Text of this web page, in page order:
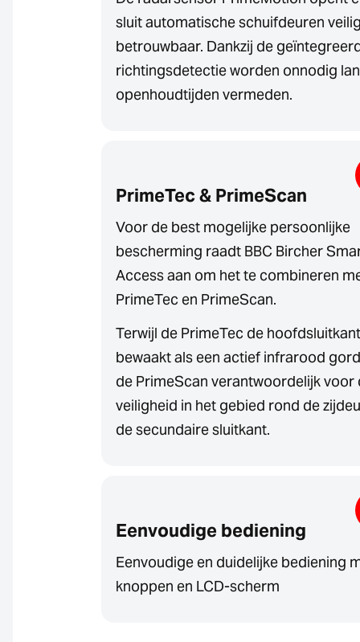
sluit automatische schuifdeuren
betrouwbaar. Dankzij de
richtingsdetectie worden onnodig
openhoudtijden vermeden.
PrimeTec & PrimeScan
Voor de best mogelijke persoonlijke
bescherming raadt BBC Bircher
Access aan om het te combineren
PrimeTec en PrimeScan.
Terwijl de PrimeTec de hoofdsluitkant
bewaakt als een actief infrarood
de PrimeScan verantwoordelijk voor
veiligheid in het gebied rond de
de secundaire sluitkant.
Eenvoudige bediening
Eenvoudige en duidelijke bediening
knoppen en LCD-scherm